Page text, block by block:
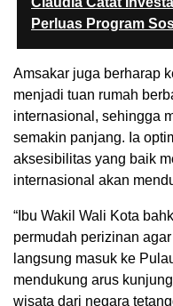
Perluas Program
Amsakar juga berharap
menjadi tuan rumah
internasional, sehingga
semakin panjang. Ia
aksesibilitas yang baik
internasional akan
“Ibu Wakil Wali Kota
permudah perizinan
langsung masuk ke
mendukung arus
wisata dari negara